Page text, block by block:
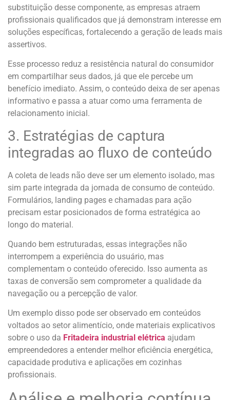
substituição desse componente, as empresas atraem
profissionais qualificados que já demonstram interesse em
soluções específicas, fortalecendo a geração de leads mais
assertivos.
Esse processo reduz a resistência natural do consumidor
em compartilhar seus dados, já que ele percebe um
benefício imediato. Assim, o conteúdo deixa de ser apenas
informativo e passa a atuar como uma ferramenta de
relacionamento inicial.
3. Estratégias de captura
integradas ao fluxo de conteúdo
A coleta de leads não deve ser um elemento isolado, mas
sim parte integrada da jornada de consumo de conteúdo.
Formulários, landing pages e chamadas para ação
precisam estar posicionados de forma estratégica ao
longo do material.
Quando bem estruturadas, essas integrações não
interrompem a experiência do usuário, mas
complementam o conteúdo oferecido. Isso aumenta as
taxas de conversão sem comprometer a qualidade da
navegação ou a percepção de valor.
Um exemplo disso pode ser observado em conteúdos
voltados ao setor alimentício, onde materiais explicativos
sobre o uso da Fritadeira industrial elétrica ajudam
empreendedores a entender melhor eficiência energética,
capacidade produtiva e aplicações em cozinhas
profissionais.